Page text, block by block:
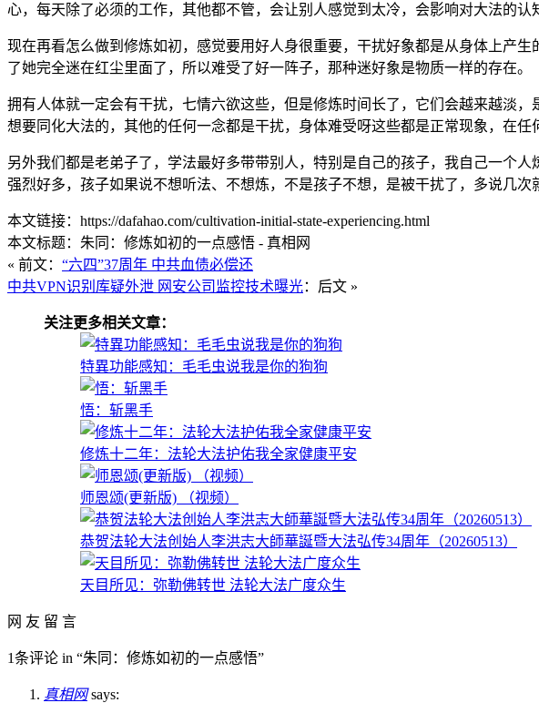
心，每天除了必须的工作，其他都不管，会让别人感觉到太冷，会影响对大法的
现在再看怎么做到修炼如初，感觉要用好人身很重要，干扰好象都是从身体上产
了她完全迷在红尘里面了，所以难受了好一阵子，那种迷好象是物质一样的存在。
拥有人体就一定会有干扰，七情六欲这些，但是修炼时间长了，它们会越来越淡
想要同化大法的，其他的任何一念都是干扰，身体难受呀这些都是正常现象，在任
另外我们都是老弟子了，学法最好多带带别人，特别是自己的孩子，我自己一个
强烈好多，孩子如果说不想听法、不想炼，不是孩子不想，是被干扰了，多说几次
本文链接：https://dafahao.com/cultivation-initial-state-experiencing.html
本文标题：朱同：修炼如初的一点感悟 - 真相网
« 前文： “六四”37周年 中共血债必偿还
中共VPN识别库疑外泄 网安公司监控技术曝光：后文 »
关注更多相关文章：
特異功能感知：毛毛虫说我是你的狗狗
悟：斩黑手
修炼十二年：法轮大法护佑我全家健康平安
师恩颂(更新版) （视频）
恭贺法轮大法创始人李洪志大師華誕暨大法弘传34周年（20260513）
天目所见：弥勒佛转世 法轮大法广度众生
网 友 留 言
1条评论 in “朱同：修炼如初的一点感悟”
真相网 says: